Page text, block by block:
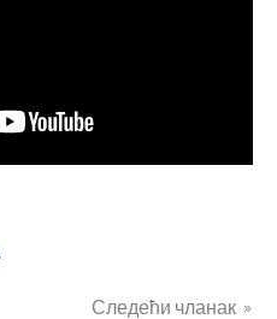
Следећи чланак